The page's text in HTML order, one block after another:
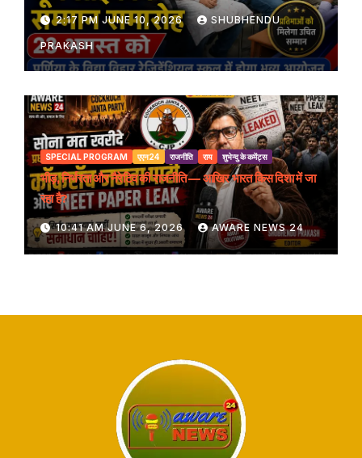
2:17 PM JUNE 10, 2026 SHUBHENDU
PRAKASH
SPECIAL PROGRAM एएन24 राजनीति राय शुभेन्दु के कमेंट्स
भीड़, निर्भरता और नैरेटिव की राजनीति — आखिर भारत किस दिशा में जा
रहा है?
10:41 AM JUNE 6, 2026 AWARE NEWS 24